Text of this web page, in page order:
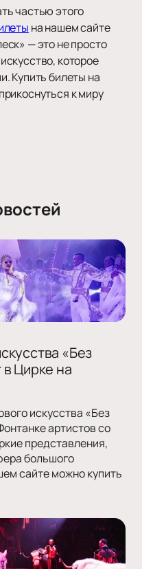
частью этого
на нашем сайте
— это не просто
которое
Купить билеты на
к миру
«Без
Цирке на
искусства «Без
артистов со
представления,
большого
сайте можно купить